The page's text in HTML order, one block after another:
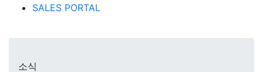
SALES PORTAL
소식